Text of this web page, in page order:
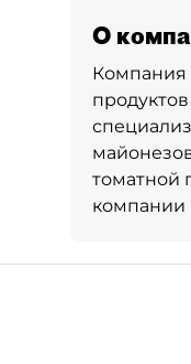
О
Компания
томатной
компании